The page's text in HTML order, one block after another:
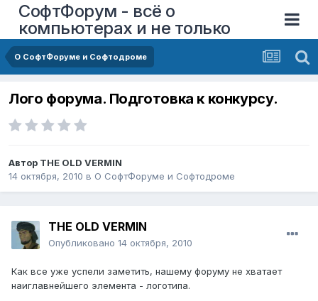
СофтФорум - всё о
компьютерах и не только
О СофтФоруме и Софтодроме
Лого форума. Подготовка к конкурсу.
Автор THE OLD VERMIN
14 октября, 2010 в О СофтФоруме и Софтодроме
THE OLD VERMIN
Опубликовано 14 октября, 2010
Как все уже успели заметить, нашему форуму не хватает
наиглавнейшего элемента - логотипа.